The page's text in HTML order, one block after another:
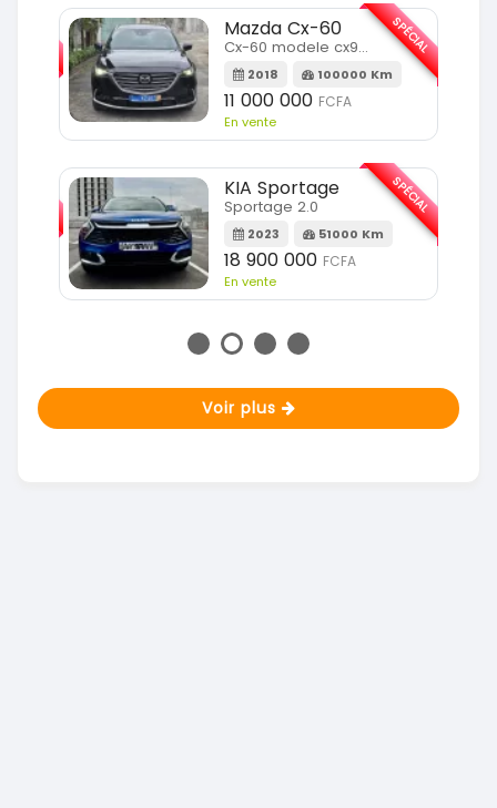
Mazda Cx-60
Cx-60 modele cx9 full option
2018 100000 Km
11 000 000 FCFA
En vente
SPÉCIAL
KIA Sportage
Sportage 2.0
2023 51000 Km
18 900 000 FCFA
En vente
SPÉCIAL
Voir plus